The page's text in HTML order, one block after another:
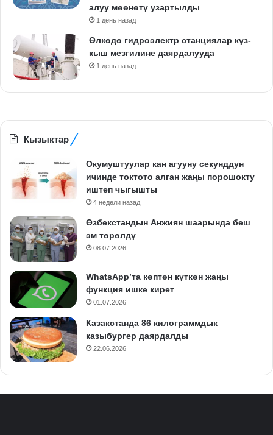
алуу мөөнөтү узартылды
1 день назад
Өлкөдө гидроэлектр станциялар күз-
кыш мезгилине даярдалууда
1 день назад
Кызыктар
Окумуштуулар кан агууну секунддун
ичинде токтото алган жаңы порошокту
иштеп чыгышты
4 недели назад
Өзбекстандын Анжиян шаарында беш
эм төрөлдү
08.07.2026
WhatsApp’та көптөн күткөн жаңы
функция ишке кирет
01.07.2026
Казакстанда 86 килограммдык
казыбургер даярдалды
22.06.2026